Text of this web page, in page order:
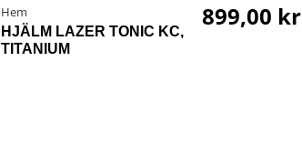
Hem
HJÄLM LAZER TONIC KC,
TITANIUM
899,00 kr